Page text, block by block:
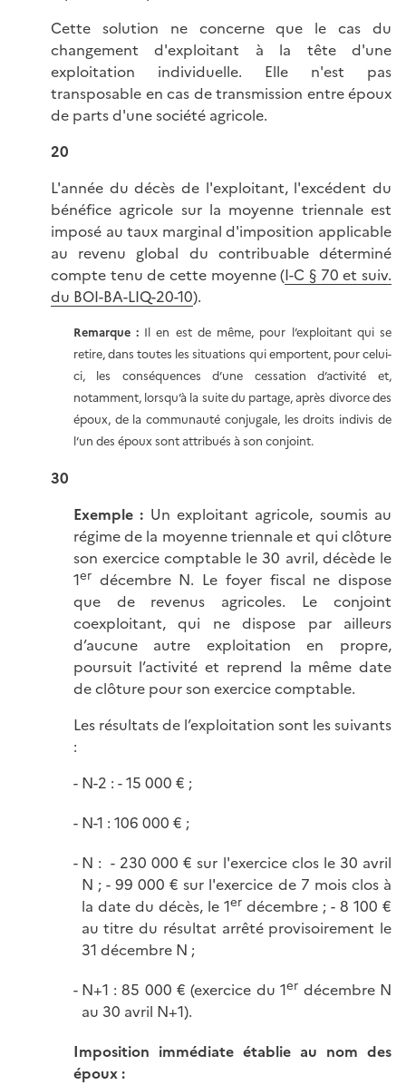
Cette solution ne concerne que le cas du
changement d'exploitant à la tête d'une
exploitation individuelle. Elle n'est pas
transposable en cas de transmission entre époux
de parts d'une société agricole.
20
L'année du décès de l'exploitant, l'excédent du
bénéfice agricole sur la moyenne triennale est
imposé au taux marginal d'imposition applicable
au revenu global du contribuable déterminé
compte tenu de cette moyenne (I-C § 70 et suiv.
du BOI-BA-LIQ-20-10).
Remarque : Il en est de même, pour l’exploitant qui se
retire, dans toutes les situations qui emportent, pour celui-
ci, les conséquences d’une cessation d’activité et,
notamment, lorsqu’à la suite du partage, après divorce des
époux, de la communauté conjugale, les droits indivis de
l’un des époux sont attribués à son conjoint.
30
Exemple : Un exploitant agricole, soumis au
régime de la moyenne triennale et qui clôture
son exercice comptable le 30 avril, décède le
1erdécembre N. Le foyer fiscal ne dispose
que de revenus agricoles. Le conjoint
coexploitant, qui ne dispose par ailleurs
d’aucune autre exploitation en propre,
poursuit l’activité et reprend la même date
de clôture pour son exercice comptable.
Les résultats de l’exploitation sont les suivants
:
N-2 : - 15 000 € ;
N-1 : 106 000 € ;
N : - 230 000 € sur l'exercice clos le 30 avril
N ; - 99 000 € sur l'exercice de 7 mois clos à
la date du décès, le 1erdécembre ; - 8 100 €
au titre du résultat arrêté provisoirement le
31 décembre N ;
N+1 : 85 000 € (exercice du 1er décembre N
au 30 avril N+1).
Imposition immédiate établie au nom des
époux :